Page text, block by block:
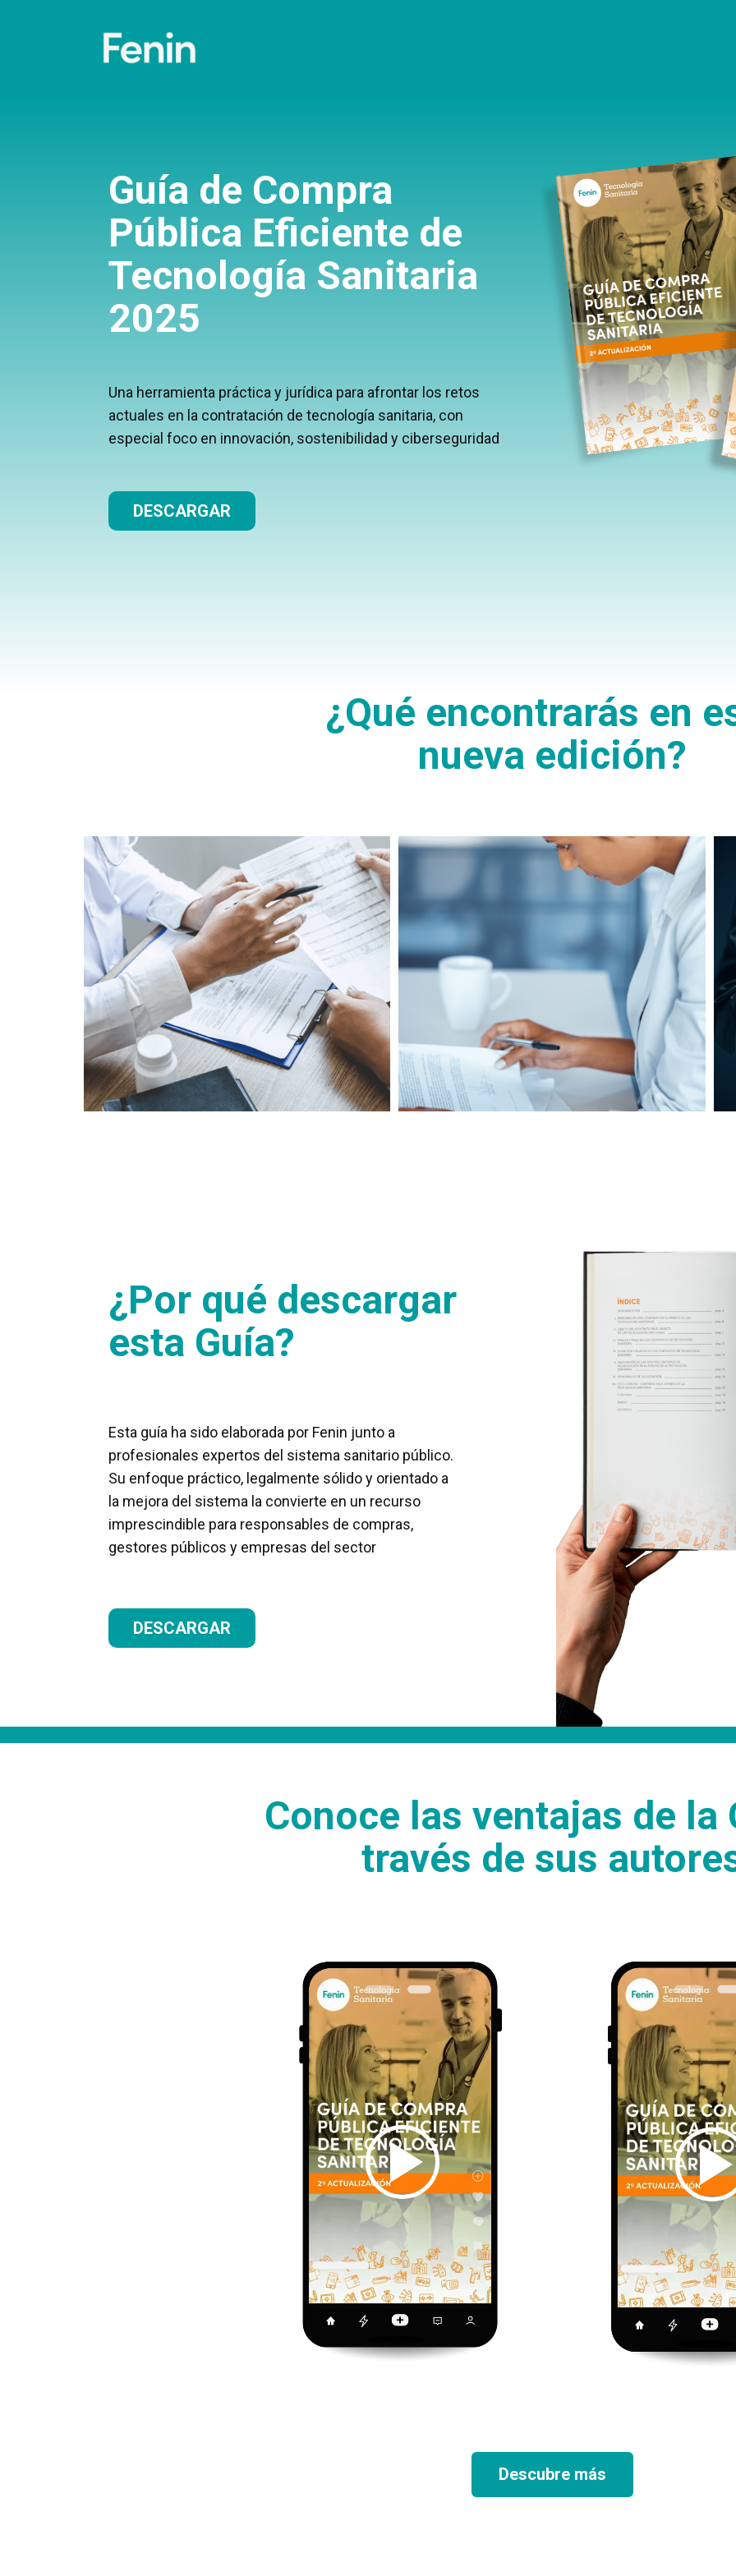
Guía de Compra
Pública Eficiente de
Tecnología Sanitaria
2025
Una herramienta práctica y jurídica para afrontar los retos
actuales en la contratación de tecnología sanitaria, con
especial foco en innovación, sostenibilidad y ciberseguridad
DESCARGAR
¿Qué encontrarás en
nueva edición?
¿Por qué descargar
esta Guía?
Esta guía ha sido elaborada por Fenin junto a
profesionales expertos del sistema sanitario público.
Su enfoque práctico, legalmente sólido y orientado a
la mejora del sistema la convierte en un recurso
imprescindible para responsables de compras,
gestores públicos y empresas del sector
DESCARGAR
Conoce las ventajas de la
través de sus
Descubre más